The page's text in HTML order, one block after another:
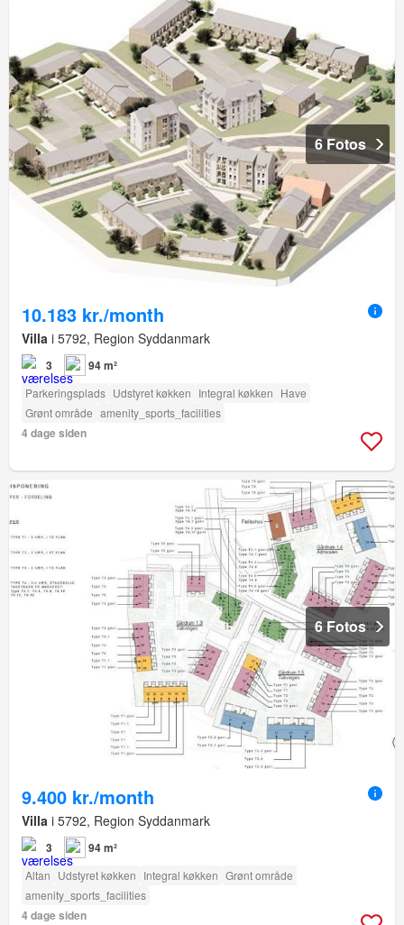
6 Fotos
10.183 kr./month
Villa i 5792, Region Syddanmark
3 94 m²
Parkeringsplads Udstyret køkken Integral køkken Have
Grønt område amenity_sports_facilities
4 dage siden
6 Fotos
9.400 kr./month
Villa i 5792, Region Syddanmark
3 94 m²
Altan Udstyret køkken Integral køkken Grønt område
amenity_sports_facilities
4 dage siden